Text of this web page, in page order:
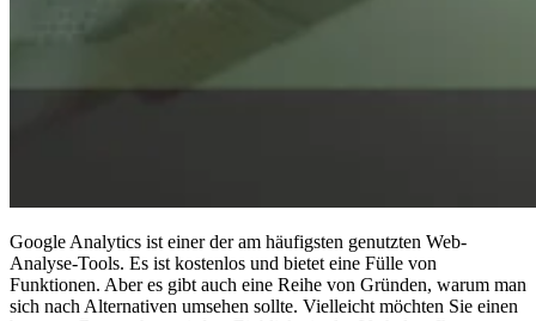
Google Analytics ist einer der am häufigsten genutzten Web-
Analyse-Tools. Es ist kostenlos und bietet eine Fülle von
Funktionen. Aber es gibt auch eine Reihe von Gründen, warum man
sich nach Alternativen umsehen sollte. Vielleicht möchten Sie einen